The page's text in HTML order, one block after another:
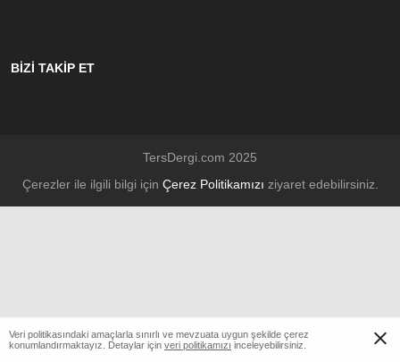
BİZİ TAKİP ET
TersDergi.com 2025
Çerezler ile ilgili bilgi için Çerez Politikamızı ziyaret edebilirsiniz.
Veri politikasındaki amaçlarla sınırlı ve mevzuata uygun şekilde çerez
konumlandırmaktayız. Detaylar için veri politikamızı inceleyebilirsiniz.